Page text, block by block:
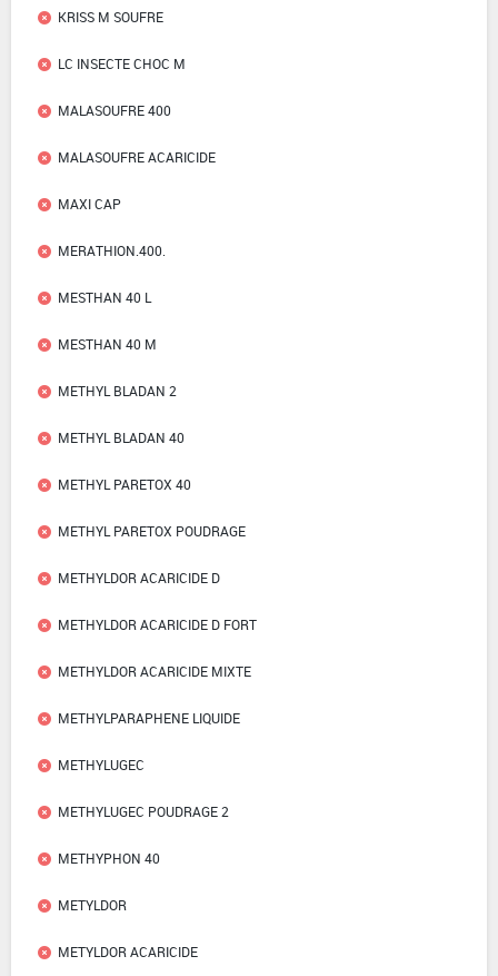
KRISS M SOUFRE
LC INSECTE CHOC M
MALASOUFRE 400
MALASOUFRE ACARICIDE
MAXI CAP
MERATHION.400.
MESTHAN 40 L
MESTHAN 40 M
METHYL BLADAN 2
METHYL BLADAN 40
METHYL PARETOX 40
METHYL PARETOX POUDRAGE
METHYLDOR ACARICIDE D
METHYLDOR ACARICIDE D FORT
METHYLDOR ACARICIDE MIXTE
METHYLPARAPHENE LIQUIDE
METHYLUGEC
METHYLUGEC POUDRAGE 2
METHYPHON 40
METYLDOR
METYLDOR ACARICIDE